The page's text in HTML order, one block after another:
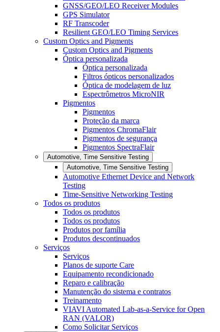
GNSS/GEO/LEO Receiver Modules
GPS Simulator
RF Transcoder
Resilient GEO/LEO Timing Services
Custom Optics and Pigments
Custom Optics and Pigments
Óptica personalizada
Óptica personalizada
Filtros ópticos personalizados
Óptica de modelagem de luz
Espectrômetros MicroNIR
Pigmentos
Pigmentos
Proteção da marca
Pigmentos ChromaFlair
Pigmentos de segurança
Pigmentos SpectraFlair
Automotive, Time Sensitive Testing
Automotive, Time Sensitive Testing
Automotive Ethernet Device and Network
Testing
Time-Sensitive Networking Testing
Todos os produtos
Todos os produtos
Todos os produtos
Produtos por família
Produtos descontinuados
Serviços
Serviços
Planos de suporte Care
Equipamento recondicionado
Reparo e calibração
Manutenção do sistema e contratos
Treinamento
VIAVI Automated Lab-as-a-Service for Open
RAN (VALOR)
Como Solicitar Serviços